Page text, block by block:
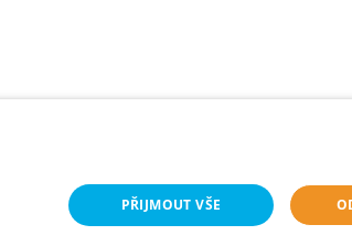
PŘIJMOUT VŠE